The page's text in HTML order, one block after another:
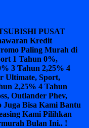
PUSAT
Kredit
Paling Murah di
1 Tahun 0%,
3 Tahun 2,25% 4
Ultimate, Sport,
2,25% 4 Tahun
Outlander Phev,
Juga Bisa Kami Bantu
Kami Pilihkan
Bulan Ini.. !